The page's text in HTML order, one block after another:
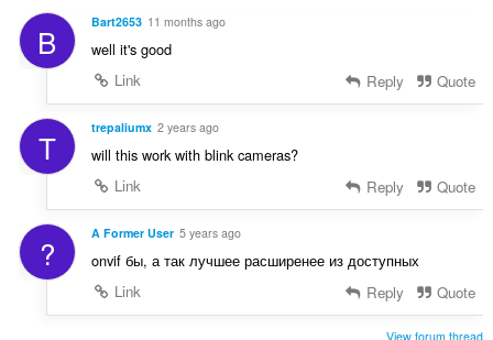
n
d
e
n
:
B Bart2653 11 months ago
well it's good
Link
Reply Quote
T trepaliumx 2 years ago
will this work with blink cameras?
Link
Reply Quote
? A Former User 5 years ago
onvif бы, а так лучшее расширенее из доступных
Link
Reply Quote
View forum thread